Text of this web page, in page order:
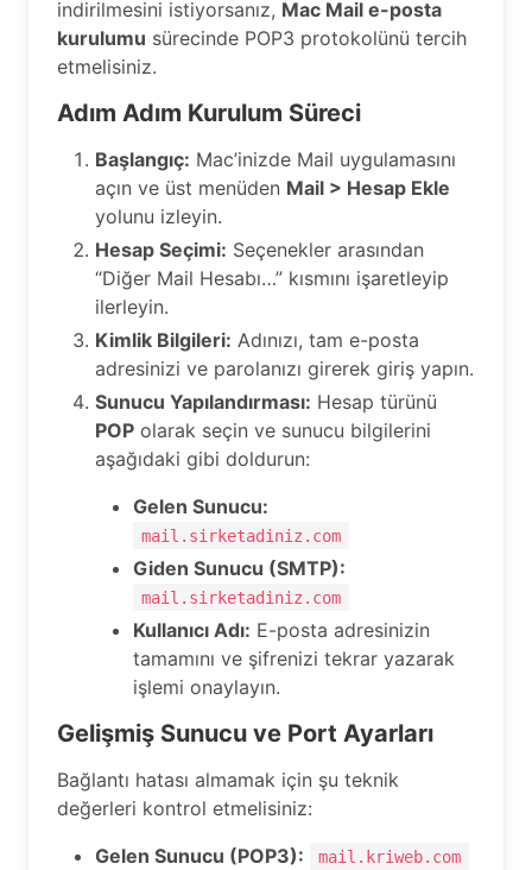
indirilmesini istiyorsanız, Mac Mail e-posta
kurulumu sürecinde POP3 protokolünü tercih
etmelisiniz.
Adım Adım Kurulum Süreci
Başlangıç: Mac’inizde Mail uygulamasını
açın ve üst menüden Mail > Hesap Ekle
yolunu izleyin.
Hesap Seçimi: Seçenekler arasından
“Diğer Mail Hesabı…” kısmını işaretleyip
ilerleyin.
Kimlik Bilgileri: Adınızı, tam e-posta
adresinizi ve parolanızı girerek giriş yapın.
Sunucu Yapılandırması: Hesap türünü
POP olarak seçin ve sunucu bilgilerini
aşağıdaki gibi doldurun:
Gelen Sunucu:
mail.sirketadiniz.com
Giden Sunucu (SMTP):
mail.sirketadiniz.com
Kullanıcı Adı: E-posta adresinizin
tamamını ve şifrenizi tekrar yazarak
işlemi onaylayın.
Gelişmiş Sunucu ve Port Ayarları
Bağlantı hatası almamak için şu teknik
değerleri kontrol etmelisiniz:
Gelen Sunucu (POP3):
mail.kriweb.com